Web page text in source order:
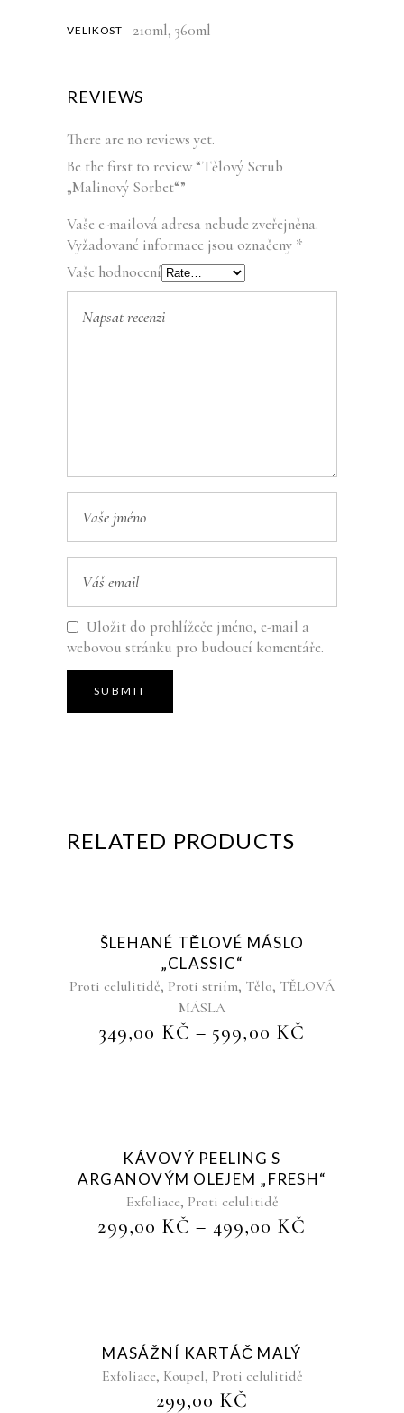
VELIKOST 210ml, 360ml
REVIEWS
There are no reviews yet.
Be the first to review “Tělový Scrub
„Malinový Sorbet“”
Vaše e-mailová adresa nebude zveřejněna.
Vyžadované informace jsou označeny *
Vaše hodnocení
Uložit do prohlížeče jméno, e-mail a
webovou stránku pro budoucí komentáře.
RELATED PRODUCTS
Sold
ŠLEHANÉ TĚLOVÉ MÁSLO
„CLASSIC“
Proti celulitidě, Proti striím, Tělo, TĚLOVÁ
MÁSLA
349,00 KČ – 599,00 KČ
Sold
KÁVOVÝ PEELING S
ARGANOVÝM OLEJEM „FRESH“
Exfoliace, Proti celulitidě
299,00 KČ – 499,00 KČ
Sold
MASÁŽNÍ KARTÁČ MALÝ
Exfoliace, Koupel, Proti celulitidě
299,00 KČ